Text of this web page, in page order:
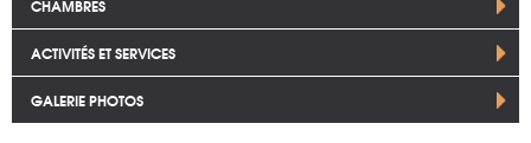
CHAMBRES
ACTIVITÉS ET SERVICES
GALERIE PHOTOS